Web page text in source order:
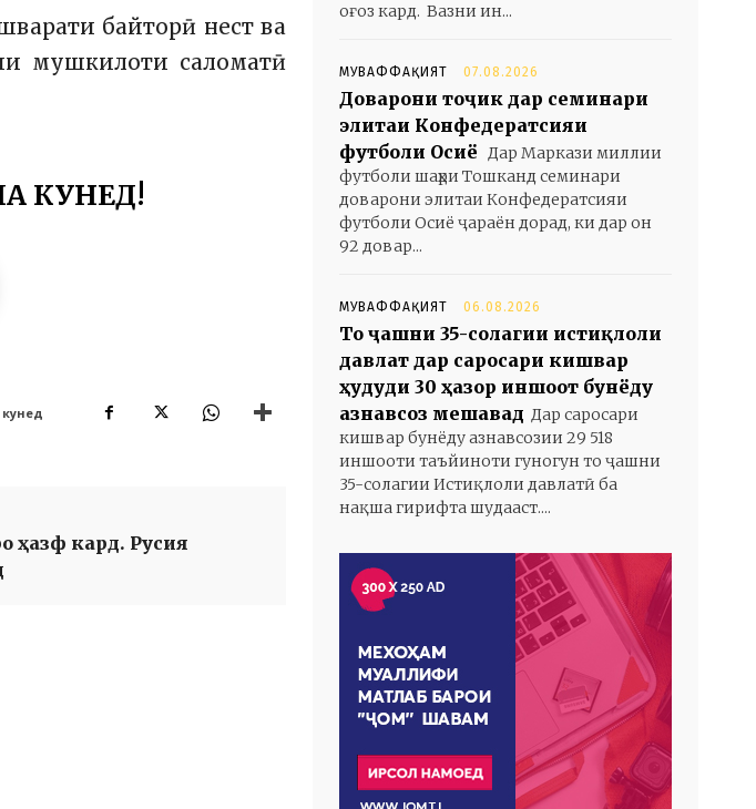
байторӣ нест ва
мушкилоти саломатӣ
КУНЕД!
ҳазф кард. Русия
оғоз кард. Вазни ин...
МУВАФФАҚИЯТ 07.08.2026
Доварони тоҷик дар семинари
элитаи Конфедератсияи
футболи Осиё Дар Маркази миллии
футболи шаҳри Тошканд семинари
доварони элитаи Конфедератсияи
футболи Осиё ҷараён дорад, ки дар он
92 довар...
МУВАФФАҚИЯТ 06.08.2026
То ҷашни 35-солагии истиқлоли
давлат дар саросари кишвар
ҳудуди 30 ҳазор иншоот бунёду
азнавсозӣ мешавад Дар саросари
кишвар бунёду азнавсозии 29 518
иншооти таъйиноти гуногун то ҷашни
35-солагии Истиқлоли давлатӣ ба
нақша гирифта шудааст....